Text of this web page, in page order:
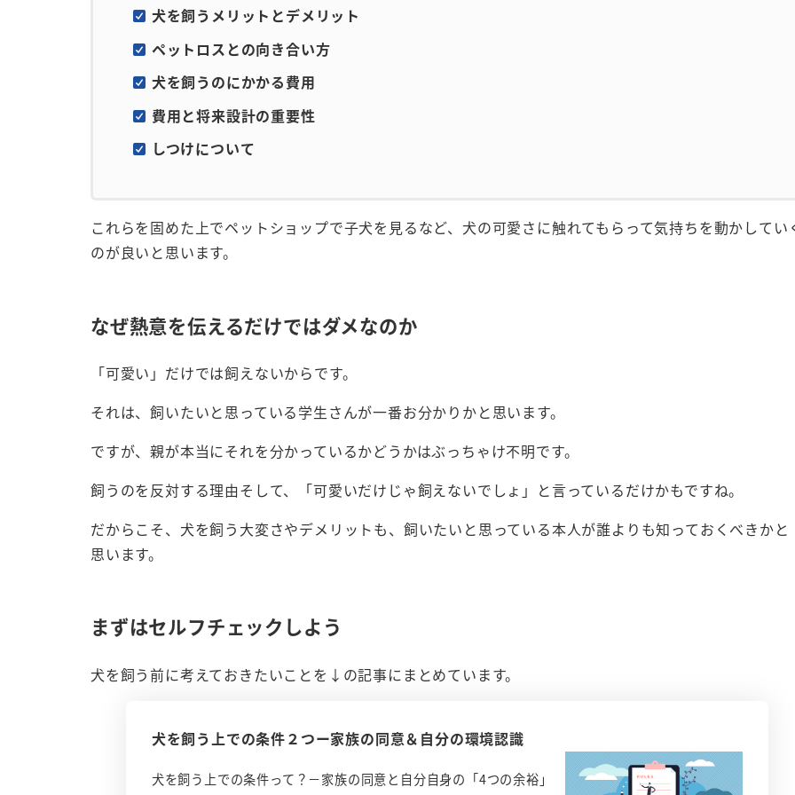
犬を飼うメリットとデメリット
ペットロスとの向き合い方
犬を飼うのにかかる費用
費用と将来設計の重要性
しつけについて
これらを固めた上でペットショップで子犬を見るなど、犬の可愛さに触れてもらって気持ちを動かしてい
のが良いと思います。
なぜ熱意を伝えるだけではダメなのか
「可愛い」だけでは飼えないからです。
それは、飼いたいと思っている学生さんが一番お分かりかと思います。
ですが、親が本当にそれを分かっているかどうかはぶっちゃけ不明です。
飼うのを反対する理由そして、「可愛いだけじゃ飼えないでしょ」と言っているだけかもですね。
だからこそ、犬を飼う大変さやデメリットも、飼いたいと思っている本人が誰よりも知っておくべきかと
思います。
まずはセルフチェックしよう
犬を飼う前に考えておきたいことを↓の記事にまとめています。
犬を飼う上での条件２つー家族の同意＆自分の環境認識
犬を飼う上での条件って？－家族の同意と自分自身の「4つの余裕」